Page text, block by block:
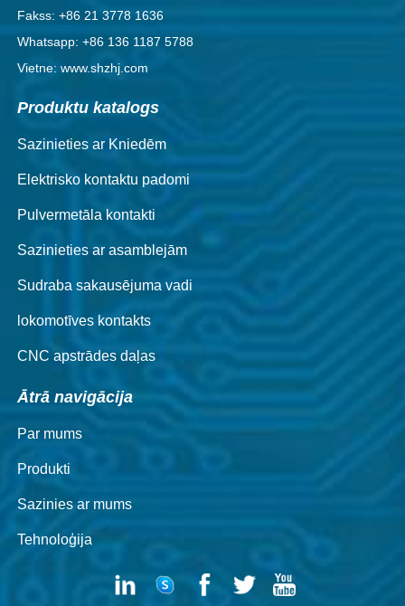
Fakss: +86 21 3778 1636
Whatsapp: +86 136 1187 5788
Vietne: www.shzhj.com
Produktu katalogs
Sazinieties ar Kniedēm
Elektrisko kontaktu padomi
Pulvermetāla kontakti
Sazinieties ar asamblejām
Sudraba sakausējuma vadi
lokomotīves kontakts
CNC apstrādes daļas
Ātrā navigācija
Par mums
Produkti
Sazinies ar mums
Tehnoloģija